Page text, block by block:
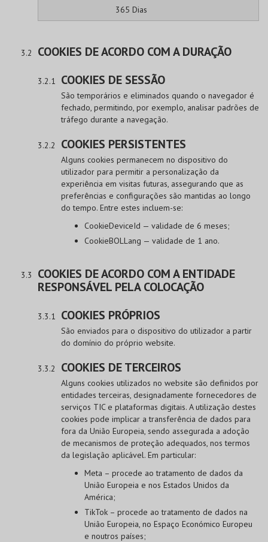
365 Dias
COOKIES DE ACORDO COM A DURAÇÃO
COOKIES DE SESSÃO
São temporários e eliminados quando o navegador é
fechado, permitindo, por exemplo, analisar padrões de
tráfego durante a navegação.
COOKIES PERSISTENTES
Alguns cookies permanecem no dispositivo do
utilizador para permitir a personalização da
experiência em visitas futuras, assegurando que as
preferências e configurações são mantidas ao longo
do tempo. Entre estes incluem-se:
CookieDeviceId — validade de 6 meses;
CookieBOLLang — validade de 1 ano.
COOKIES DE ACORDO COM A ENTIDADE
RESPONSÁVEL PELA COLOCAÇÃO
COOKIES PRÓPRIOS
São enviados para o dispositivo do utilizador a partir
do domínio do próprio website.
COOKIES DE TERCEIROS
Alguns cookies utilizados no website são definidos por
entidades terceiras, designadamente fornecedores de
serviços TIC e plataformas digitais. A utilização destes
cookies pode implicar a transferência de dados para
fora da União Europeia, sendo assegurada a adoção
de mecanismos de proteção adequados, nos termos
da legislação aplicável. Em particular:
Meta – procede ao tratamento de dados da
União Europeia e nos Estados Unidos da
América;
TikTok – procede ao tratamento de dados na
União Europeia, no Espaço Económico Europeu
e noutros países;